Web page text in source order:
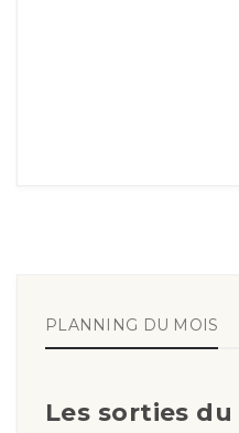
PLANNING DU MOIS
Les sorties